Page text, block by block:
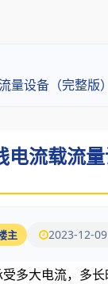
量设备（完整版）
电流载流
主 2023-12-
多大电流，多